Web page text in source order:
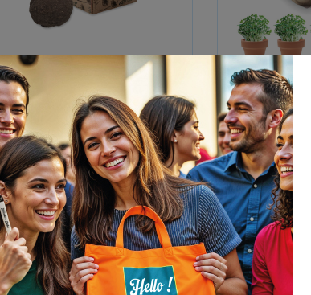
BOMBI
A partir de1,09€HT A partir de